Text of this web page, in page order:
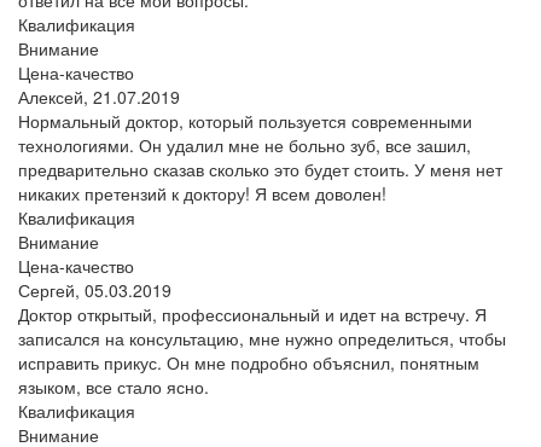
Квалификация
Внимание
Цена-качество
Алексей, 21.07.2019
Нормальный доктор, который пользуется современными
технологиями. Он удалил мне не больно зуб, все зашил,
предварительно сказав сколько это будет стоить. У меня нет
никаких претензий к доктору! Я всем доволен!
Квалификация
Внимание
Цена-качество
Сергей, 05.03.2019
Доктор открытый, профессиональный и идет на встречу. Я
записался на консультацию, мне нужно определиться, чтобы
исправить прикус. Он мне подробно объяснил, понятным
языком, все стало ясно.
Квалификация
Внимание